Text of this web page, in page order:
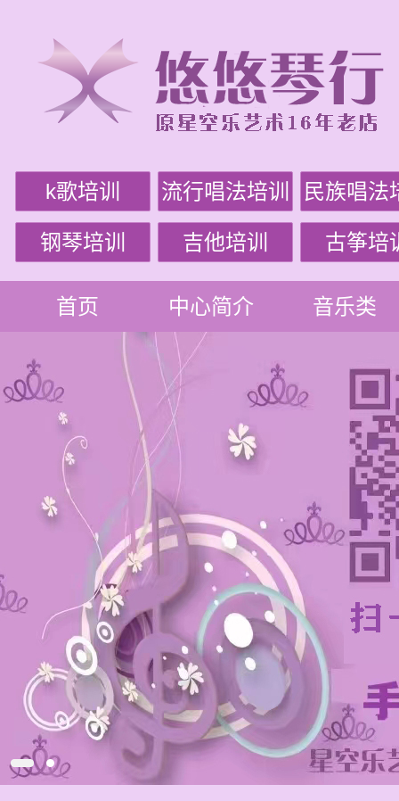
k歌培训 流行唱法培训 民族唱法
钢琴培训 吉他培训 古筝培
首页 中心简介 音乐类